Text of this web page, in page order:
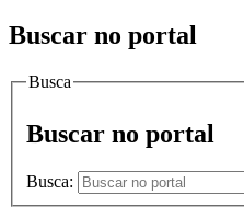
Buscar no portal
Busca
Buscar no portal
Busca: